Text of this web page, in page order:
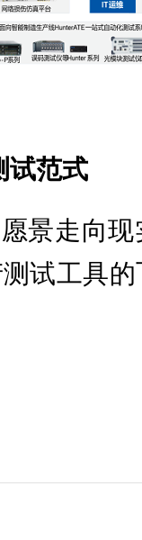
试范式
景走向现
试工具